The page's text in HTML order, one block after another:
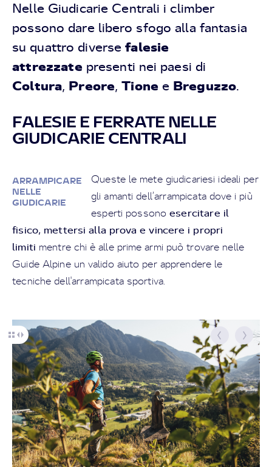
Nelle Giudicarie Centrali i climber
possono dare libero sfogo alla fantasia
su quattro diverse falesie
attrezzatepresenti nei paesi di
Coltura, Preore, Tione e Breguzzo.
FALESIE E FERRATE NELLE
GIUDICARIE CENTRALI
ARRAMPICARE
NELLE
GIUDICARIE
Queste le mete giudicariesi ideali per
gli amanti dell’arrampicata dove i più
esperti possonoesercitare il
fisico, mettersi alla prova e vincere i propri
limiti mentre chi è alle prime armi può trovare nelle
Guide Alpine un valido aiuto per apprendere le
tecniche dell'arrampicata sportiva.